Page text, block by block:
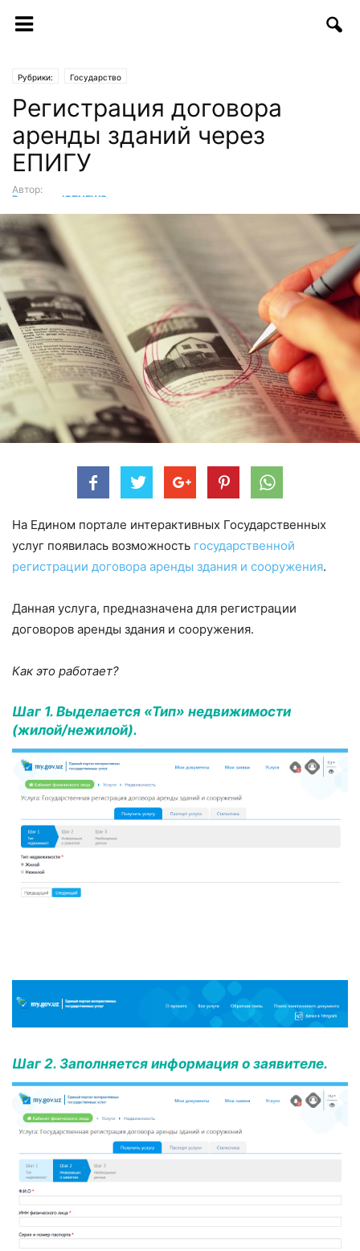
Рубрики: Государство
Регистрация договора
аренды зданий через
ЕПИГУ
Автор:
Редакция ICTNEWS
На Едином портале интерактивных Государственных
услуг появилась возможность государственной
регистрации договора аренды здания и сооружения.
Данная услуга, предназначена для регистрации
договоров аренды здания и сооружения.
Как это работает?
Шаг 1. Выделается «Тип» недвижимости
(жилой/нежилой).
Шаг 2. Заполняется информация о заявителе.